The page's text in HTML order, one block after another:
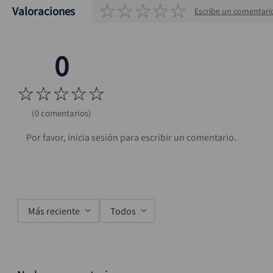
Valoraciones ☆☆☆☆☆ Escribe un
☆☆☆☆☆
(0 comentarios)
Más reciente Todos